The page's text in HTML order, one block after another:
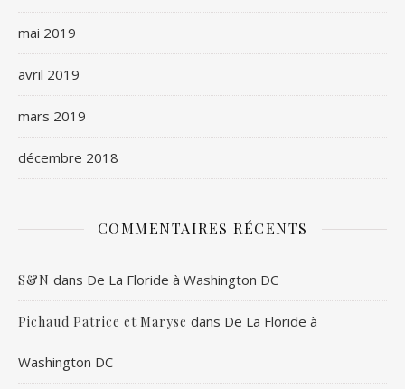
mai 2019
avril 2019
mars 2019
décembre 2018
COMMENTAIRES RÉCENTS
S&N dans De La Floride à Washington DC
Pichaud Patrice et Maryse dans De La Floride à
Washington DC